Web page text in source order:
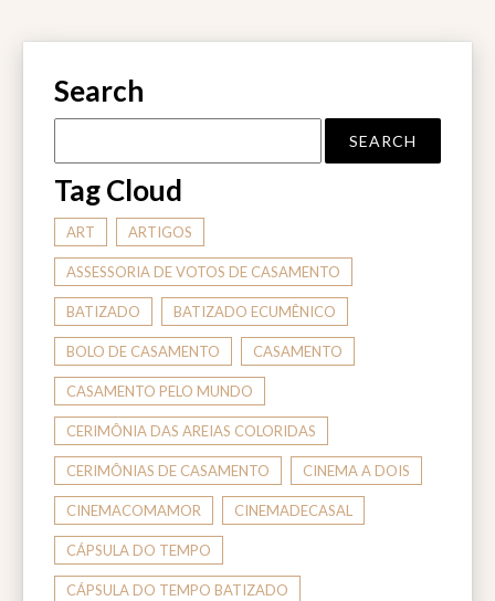
Search
Tag Cloud
ART ARTIGOS
ASSESSORIA DE VOTOS DE CASAMENTO
BATIZADO BATIZADO ECUMÊNICO
BOLO DE CASAMENTO CASAMENTO
CASAMENTO PELO MUNDO
CERIMÔNIA DAS AREIAS COLORIDAS
CERIMÔNIAS DE CASAMENTO CINEMA A DOIS
CINEMACOMAMOR CINEMADECASAL
CÁPSULA DO TEMPO
CÁPSULA DO TEMPO BATIZADO